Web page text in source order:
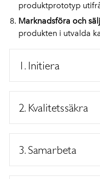
produktprototyp
Marknadsföra och
produkten i utvalda
1. Initiera
2. Kvalitetssäkra
3. Samarbeta